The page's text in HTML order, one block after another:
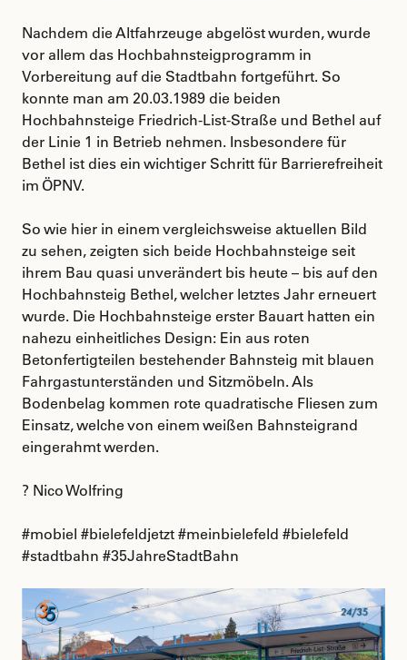
Nachdem die Altfahrzeuge abgelöst wurden, wurde
vor allem das Hochbahnsteigprogramm in
Vorbereitung auf die Stadtbahn fortgeführt. So
konnte man am 20.03.1989 die beiden
Hochbahnsteige Friedrich-List-Straße und Bethel auf
der Linie 1 in Betrieb nehmen. Insbesondere für
Bethel ist dies ein wichtiger Schritt für Barrierefreiheit
im ÖPNV.
So wie hier in einem vergleichsweise aktuellen Bild
zu sehen, zeigten sich beide Hochbahnsteige seit
ihrem Bau quasi unverändert bis heute – bis auf den
Hochbahnsteig Bethel, welcher letztes Jahr erneuert
wurde. Die Hochbahnsteige erster Bauart hatten ein
nahezu einheitliches Design: Ein aus roten
Betonfertigteilen bestehender Bahnsteig mit blauen
Fahrgastunterständen und Sitzmöbeln. Als
Bodenbelag kommen rote quadratische Fliesen zum
Einsatz, welche von einem weißen Bahnsteigrand
eingerahmt werden.
? Nico Wolfring
#mobiel #bielefeldjetzt #meinbielefeld #bielefeld
#stadtbahn #35JahreStadtBahn